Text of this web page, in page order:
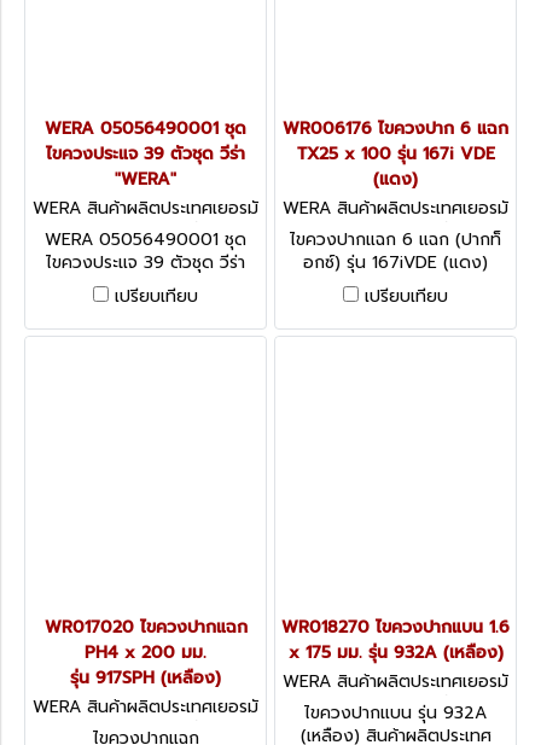
WERA 05056490001 ชุด
ไขควงประแจ 39 ตัวชุด วีร่า
"WERA"
WERA สินค้าผลิตประเทศเยอรมั
น / สินค้าประเทศเยอรมัน WR0
5056490001
WERA 05056490001 ชุด
ไขควงประแจ 39 ตัวชุด วีร่า
"WERA"
เปรียบเทียบ
WR006176 ไขควงปาก 6 แฉก
TX25 x 100 รุ่น 167i VDE
(แดง)
WERA สินค้าผลิตประเทศเยอรมั
น / สินค้าประเทศเยอรมัน WR0
06176
ไขควงปากแฉก 6 แฉก (ปากท็
อกซ์) รุ่น 167iVDE (แดง)
สินค้าผลิตประเทศเยอรมัน /
สินค้าประเทศเยอรมัน
เปรียบเทียบ
WR017020 ไขควงปากแฉก
PH4 x 200 มม.
รุ่น 917SPH (เหลือง)
WERA สินค้าผลิตประเทศเยอรมั
น / สินค้าประเทศเยอรมัน WR0
ไขควงปากแฉก
WR018270 ไขควงปากแบน 1.6
x 175 มม. รุ่น 932A (เหลือง)
WERA สินค้าผลิตประเทศเยอรมั
น / สินค้าประเทศเยอรมัน WR0
18270
ไขควงปากแบน รุ่น 932A
(เหลือง) สินค้าผลิตประเทศ